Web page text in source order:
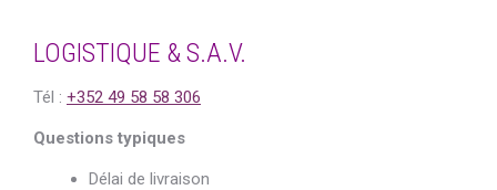
LOGISTIQUE & S.A.V.
Tél : +352 49 58 58 306
Questions typiques
Délai de livraison